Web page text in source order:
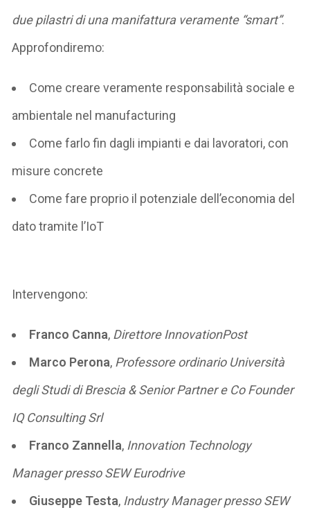
due pilastri di una manifattura veramente “smart”.
Approfondiremo:
Come creare veramente responsabilità sociale e
ambientale nel manufacturing
Come farlofin dagli impianti e dai lavoratori, con
misure concrete
Come fare proprio il potenziale dell’economia del
dato tramite l’IoT
Intervengono:
Franco Canna, Direttore InnovationPost
Marco Perona, Professore ordinario Università
degli Studi di Brescia & Senior Partner e Co Founder
IQ Consulting Srl
Franco Zannella, Innovation Technology
Manager presso SEW Eurodrive
Giuseppe Testa, Industry Manager presso SEW